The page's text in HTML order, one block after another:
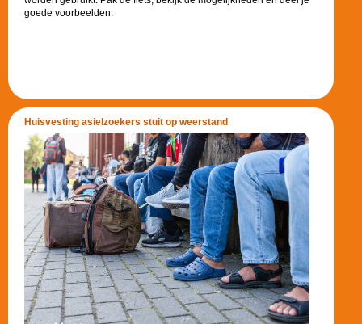
goede voorbeelden.
Huisvesting asielzoekers stuit op weerstand